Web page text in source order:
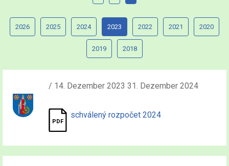
2026 2025 2024 2023 2022 2021 2020
2019 2018
/ 14. Dezember 2023 31. Dezember 2024
schválený rozpočet 2024